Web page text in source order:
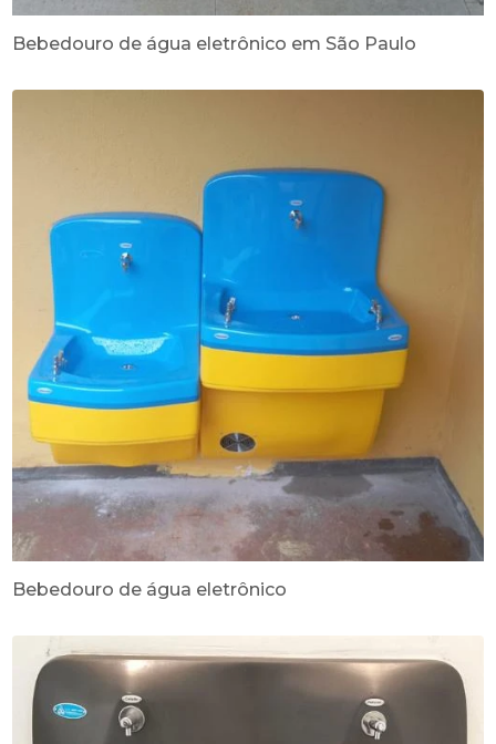
Bebedouro de água eletrônico em São Paulo
Bebedouro de água eletrônico